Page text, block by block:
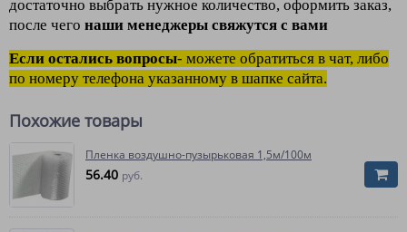
достаточно выбрать нужное количество, оформить заказ,
после чего наши менеджеры свяжутся с вами
Если остались вопросы- можете обратиться в чат, либо
по номеру телефона указанному в шапке сайта.
Похожие товары
Пленка воздушно-пузырьковая 1,5м/100м
56.40 руб.